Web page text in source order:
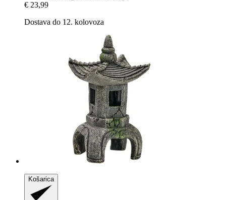
€ 23,99
Dostava do 12. kolovoza
Košarica